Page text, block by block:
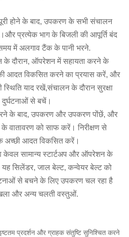
होने के बाद, उपकरण के सभी संचालन
प्रत्येक भाग के बिजली की आपूर्ति बंद
में अलगाव टैंक के पानी भरने.
के दौरान, ऑपरेशन में सहायता करने के
आदत विकसित करने का प्रयास करें, और
याद रखें,संचालन के दौरान सुरक्षा
से बचें।
के बाद, उपकरण और उपकरण पोंछें, और
को साफ करें। निरीक्षण से
अच्छी आदत विकसित करें।
केवल सामान्य स्टार्टअप और ऑपरेशन के
सिलेंडर, जाल बेल्ट, कन्वेयर बेल्ट को
से बचने के लिए उपकरण चल रहा है
और अन्य चलती वस्तुओं.
प्रदर्शन और ग्राहक संतुष्टि सुनिश्चित करने